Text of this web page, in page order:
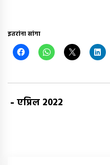
इतरांना सांगा
- एप्रिल 2022